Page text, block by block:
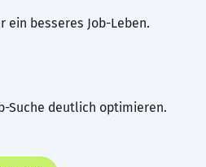
besseres Job-Leben.
Suche deutlich optimieren.